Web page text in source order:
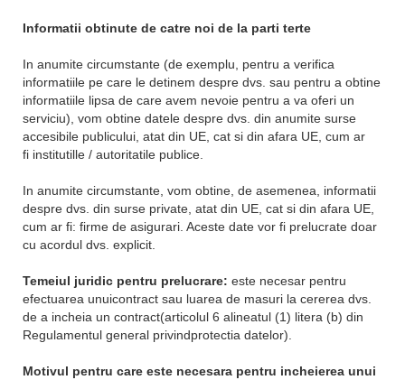
Informatii obtinute de catre noi de la parti terte
In anumite circumstante (de exemplu, pentru a verifica
informatiile pe care le detinem despre dvs. sau pentru a obtine
informatiile lipsa de care avem nevoie pentru a va oferi un
serviciu), vom obtine datele despre dvs. din anumite surse
accesibile publicului, atat din UE, cat si din afara UE, cum ar
fi institutille / autoritatile publice.
In anumite circumstante, vom obtine, de asemenea, informatii
despre dvs. din surse private, atat din UE, cat si din afara UE,
cum ar fi: firme de asigurari. Aceste date vor fi prelucrate doar
cu acordul dvs. explicit.
Temeiul juridic pentru prelucrare: este necesar pentru
efectuarea unuicontract sau luarea de masuri la cererea dvs.
de a incheia un contract(articolul 6 alineatul (1) litera (b) din
Regulamentul general privindprotectia datelor).
Motivul pentru care este necesara pentru incheierea unui